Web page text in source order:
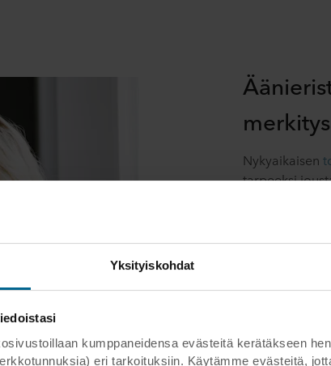
Yksityiskohdat
kumppaneidensa evästeitä kerätäkseen
eri tarkoituksiin. Käytämme evästeitä,
Nykyaikaisen
tarpeeksi
syventyä ja
Keskenään
häiriöitä
pienentää